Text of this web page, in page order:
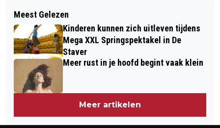
AFVOER STAALSLAKKEN
BEDRIJVENPARK OOSTFLAKKEE
MEVROUW BREUR WEER EEN JAARTJE
OUDER
Meest Gelezen
Kinderen kunnen zich uitleven tijdens
Mega XXL Springspektakel in De
Staver
Meer rust in je hoofd begint vaak klein
Meer artikelen